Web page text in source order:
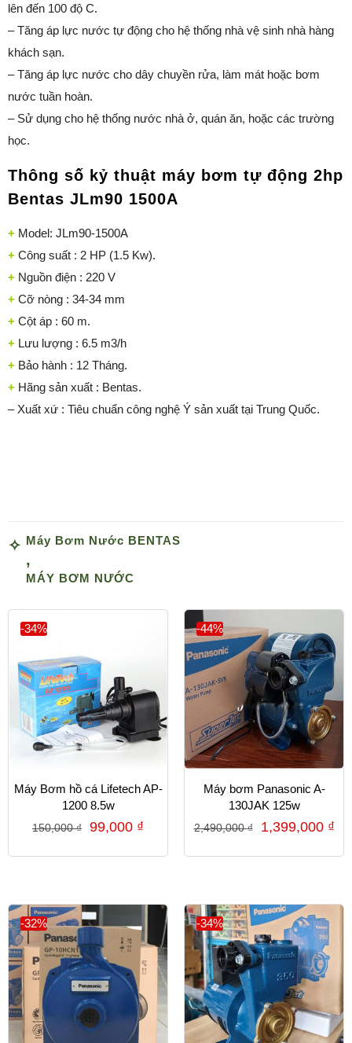
lên đến 100 độ C.
– Tăng áp lực nước tự động cho hệ thống nhà vệ sinh nhà hàng
khách sạn.
– Tăng áp lực nước cho dây chuyền rửa, làm mát hoặc bơm
nước tuần hoàn.
– Sử dụng cho hệ thống nước nhà ở, quán ăn, hoặc các trường
học.
Thông số kỷ thuật máy bơm tự động 2hp
Bentas JLm90 1500A
+ Model: JLm90-1500A
+ Công suất : 2 HP (1.5 Kw).
+ Nguồn điện : 220 V
+ Cỡ nòng : 34-34 mm
+ Cột áp : 60 m.
+ Lưu lượng : 6.5 m3/h
+ Bảo hành : 12 Tháng.
+ Hãng sản xuất : Bentas.
– Xuất xứ : Tiêu chuẩn công nghệ Ý sản xuất tại Trung Quốc.
Máy Bơm Nước BENTAS
,
MÁY BƠM NƯỚC
-34%
Máy Bơm hồ cá Lifetech AP-
1200 8.5w
150,000₫ 99,000 ₫
-44%
Máy bơm Panasonic A-
130JAK 125w
2,490,000₫ 1,399,000 ₫
-32% -34%